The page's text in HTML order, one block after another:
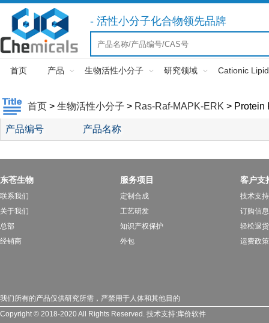
- 活性小分子化合物领先品牌
首页 产品 生物活性小分子 研究领域 Cationic Lipid
首页 > 生物活性小分子 > Ras-Raf-MAPK-ERK > Protein
产品编号 产品名称
东苍生物
联系我们
关于我们
总部
经销商
服务项目
定制合成
工艺研发
知识产权保护
外包
客户支
技术支持
订购信息
轻松退货
运费政策
我们所有的产品仅供研究所需，严禁用于人体和其他目的
Copyright © 2018-2020 All Rights Reserved. 技术支持:库价软件